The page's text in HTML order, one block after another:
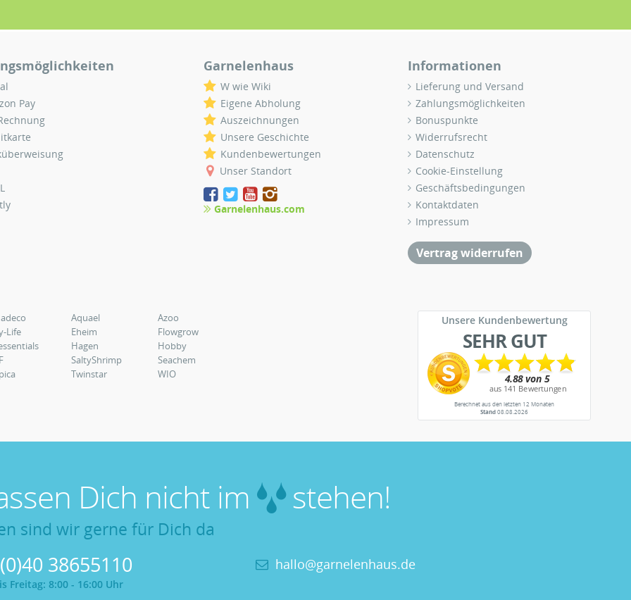
Pay
Garnelenhaus
W wie Wiki
Eigene Abholung
Auszeichnungen
Unsere Geschichte
Kundenbewertungen
Unser Standort
Garnelenhaus.com
Informationen
Lieferung und Versand
Zahlungsmöglichkeiten
Bonuspunkte
Widerrufsrecht
Datenschutz
Cookie-Einstellung
Geschäftsbedingungen
Kontaktdaten
Impressum
Vertrag widerrufen
Aquael
Azoo
Life
Eheim
Flowgrow
Hagen
Hobby
SaltyShrimp
Seachem
Twinstar WIO
Unsere Kundenbewertung
SEHR GUT
Berechnet aus den letzten 12 Monaten
Stand08.08.2026
Dich nicht im stehen!
sind wir gerne für Dich da
38655110
Freitag: 8:00 - 16:00 Uhr
hallo@garnelenhaus.de